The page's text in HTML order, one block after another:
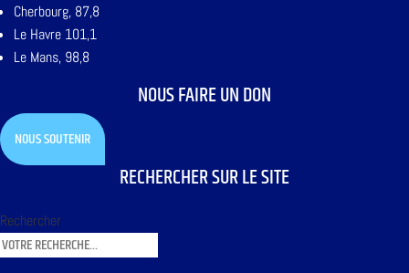
Cherbourg, 87,8
Le Havre 101,1
Le Mans, 98,8
NOUS FAIRE UN DON
NOUS SOUTENIR
RECHERCHER SUR LE SITE
Rechercher